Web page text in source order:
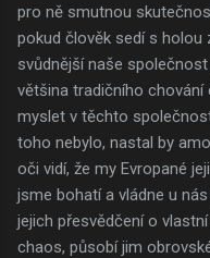
pro ně smutnou
pokud člověk sedí s holou
svůdnější naše
většina tradičního
myslet v těchto
toho nebylo, nastal by
oči vidí, že my Evropané
jsme bohatí a vládne u
jejich přesvědčení o
chaos, působí jim